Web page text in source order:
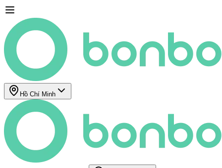
Hồ Chí Minh